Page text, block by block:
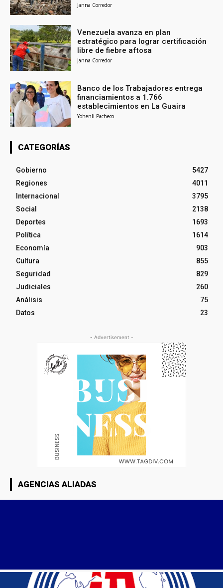
Janna Corredor
Venezuela avanza en plan
estratégico para lograr certificación
libre de fiebre aftosa
Janna Corredor
Banco de los Trabajadores entrega
financiamientos a 1.766
establecimientos en La Guaira
Yohenli Pacheco
CATEGORÍAS
Gobierno
5427
Regiones
4011
Internacional
3795
Social
2138
Deportes
1693
Política
1614
Economía
903
Cultura
855
Seguridad
829
Judiciales
260
Análisis
75
Datos
23
- Advertisement -
AGENCIAS ALIADAS